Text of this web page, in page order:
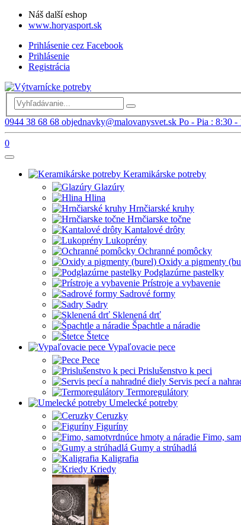
Náš další eshop
www.horyasport.sk
Prihlásenie cez Facebook
Prihlásenie
Registrácia
0944 38 68 68 objednavky@malovanysvet.sk Po - Pia : 8:30 -
0
Keramikárske potreby
Glazúry
Hlina
Hrnčiarské kruhy
Hrnčiarske točne
Kantalové drôty
Lukoprény
Ochranné pomôcky
Oxidy a pigmenty
Podglazúrne pastelky
Prístroje a vybavenie
Sadrové formy
Sadry
Sklenená drť
Špachtle a náradie
Štetce
Vypaľovacie pece
Pece
Prislušenstvo k peci
Servis pecí a
Termoregulátory
Umelecké potreby
Ceruzky
Figuríny
Fimo,
Gumy a strúhadlá
Kaligrafia
Kriedy